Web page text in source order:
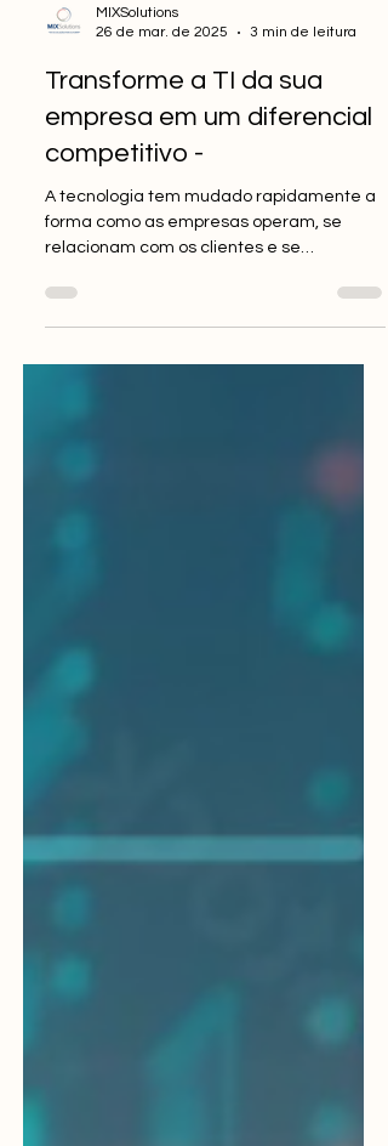
26 de mar. de 2025
3 min de leitura
Transforme a TI da sua
empresa em um diferencial
competitivo -
A tecnologia tem mudado rapidamente a
relacionam com os clientes e se